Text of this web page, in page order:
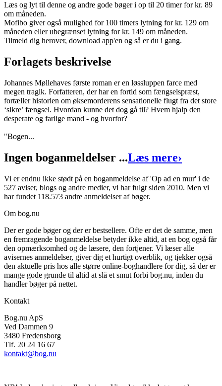
Op ad en mur
Forfatter:Johannes Møllehave
Format:Ebog (ePub)
Sider: 208
Forlag: Lindhardt og Ringhof
Udgivet: 1. juli 2012
Læs og lyt til denne og andre gode bøger i op til 20 timer for kr. 89
om måneden.
Mofibo giver også mulighed for 100 timers lytning for kr. 129 om
måneden eller ubegrænset lytning for kr. 149 om måneden.
Tilmeld dig herover, download app'en og så er du i gang.
Forlagets beskrivelse
Johannes Møllehaves første roman er en løssluppen farce med
megen tragik. Forfatteren, der har en fortid som fængselspræst,
fortæller historien om øksemorderens sensationelle flugt fra det store
‘sikre’ fængsel. Hvordan kunne det dog gå til? Hvem hjalp den
desperate og farlige mand - og hvorfor?
"Bogen...
Ingen boganmeldelser ...Læs mere›
Vi er endnu ikke stødt på en boganmeldelse af 'Op ad en mur' i de
527 aviser, blogs og andre medier, vi har fulgt siden 2010. Men vi
har fundet 118.573 andre anmeldelser af bøger.
Om bog.nu
Der er gode bøger og der er bestsellere. Ofte er det de samme, men
en fremragende boganmeldelse betyder ikke altid, at en bog også får
den opmærksomhed og de læsere, den fortjener. Vi læser alle
avisernes anmeldelser, giver dig et hurtigt overblik, og tjekker også
den aktuelle pris hos alle større online-boghandlere for dig, så der er
mange gode grunde til altid at slå et smut forbi bog.nu, inden du
handler bøger på nettet.
Kontakt
Bog.nu ApS
Ved Dammen 9
3480 Fredensborg
Tlf. 20 24 16 67
kontakt@bog.nu